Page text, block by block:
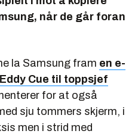
når de går foran
la Samsung fram en e-
Cue til toppsjef
for at også
sju tommers skjerm, i
men i strid med